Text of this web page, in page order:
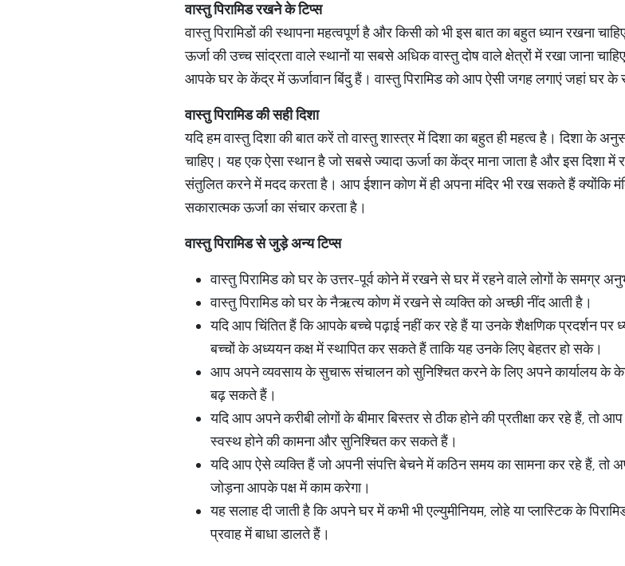
वास्तुपिरामिडरखनेकेटिप्स
वास्तु पिरामिडों की स्थापना महत्वपूर्ण है और किसी को भी इस बात का बहुत ध्यान रखना
ऊर्जा की उच्च सांद्रता वाले स्थानों या सबसे अधिक वास्तु दोष वाले क्षेत्रों में रखा जाना
आपके घर के केंद्र में ऊर्जावान बिंदु हैं। वास्तु पिरामिड को आप ऐसी जगह लगाएं जहां घर के
वास्तुपिरामिडकीसहीदिशा
यदि हम वास्तु दिशा की बात करें तो वास्तु शास्त्र में दिशा का बहुत ही महत्व है। दिशा के
चाहिए। यह एक ऐसा स्थान है जो सबसे ज्यादा ऊर्जा का केंद्र माना जाता है और इस दिशा
संतुलित करने में मदद करता है। आप ईशान कोण में ही अपना मंदिर भी रख सकते हैं क्योंकि
सकारात्मक ऊर्जा का संचार करता है।
वास्तुपिरामिडसेजुड़ेअन्यटिप्स
वास्तु पिरामिड को घर के उत्तर-पूर्व कोने में रखने से घर में रहने वाले लोगों के समग्र
वास्तु पिरामिड को घर के नैऋत्य कोण में रखने से व्यक्ति को अच्छी नींद आती है।
यदि आप चिंतित हैं कि आपके बच्चे पढ़ाई नहीं कर रहे हैं या उनके शैक्षणिक प्रदर्शन पर
बच्चों के अध्ययन कक्ष में स्थापित कर सकते हैं ताकि यह उनके लिए बेहतर हो सके।
आप अपने व्यवसाय के सुचारू संचालन को सुनिश्चित करने के लिए अपने कार्यालय के
बढ़ सकते हैं।
यदि आप अपने करीबी लोगों के बीमार बिस्तर से ठीक होने की प्रतीक्षा कर रहे हैं,
स्वस्थ होने की कामना और सुनिश्चित कर सकते हैं।
यदि आप ऐसे व्यक्ति हैं जो अपनी संपत्ति बेचने में कठिन समय का सामना कर रहे हैं, तो
जोड़ना आपके पक्ष में काम करेगा।
यह सलाह दी जाती है कि अपने घर में कभी भी एल्युमीनियम, लोहे या प्लास्टिक के
प्रवाह में बाधा डालते हैं।